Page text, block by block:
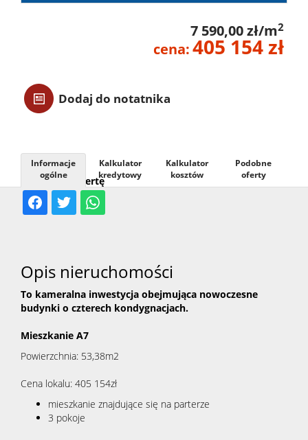
Usługi
7 590,00 zł/m2
cena:405 154 zł
Dodaj do notatnika
Udostępnij ofertę
Informacje
ogólne
Kalkulator
kredytowy
Kalkulator
kosztów
Podobne
oferty
Opis nieruchomości
To kameralna inwestycja obejmująca nowoczesne
budynki o czterech kondygnacjach.
Mieszkanie A7
Powierzchnia: 53,38m2
Cena lokalu: 405 154zł
mieszkanie znajdujące się na parterze
3 pokoje